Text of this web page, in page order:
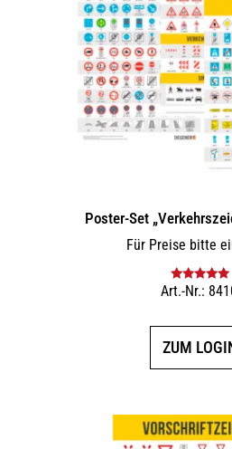
Poster-Set
Für Preise bitte
Bewertet
Art.-Nr.:
ZUM